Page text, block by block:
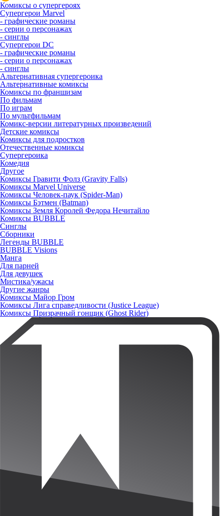
Комиксы о супергероях
Супергерои Marvel
- графические романы
- серии о персонажах
- синглы
Супергерои DC
- графические романы
- серии о персонажах
- синглы
Альтернативная супергероика
Альтернативные комиксы
Комиксы по франшизам
По фильмам
По играм
По мультфильмам
Комикс-версии литературных произведений
Детские комиксы
Комиксы для подростков
Отечественные комиксы
Супергероика
Комедия
Другое
Комиксы Гравити Фолз (Gravity Falls)
Комиксы Marvel Universe
Комиксы Человек-паук (Spider-Man)
Комиксы Бэтмен (Batman)
Комиксы Земля Королей Федора Нечитайло
Комиксы BUBBLE
Синглы
Сборники
Легенды BUBBLE
BUBBLE Visions
Манга
Для парней
Для девушек
Мистика/ужасы
Другие жанры
Комиксы Майор Гром
Комиксы Лига справедливости (Justice League)
Комиксы Призрачный гонщик (Ghost Rider)